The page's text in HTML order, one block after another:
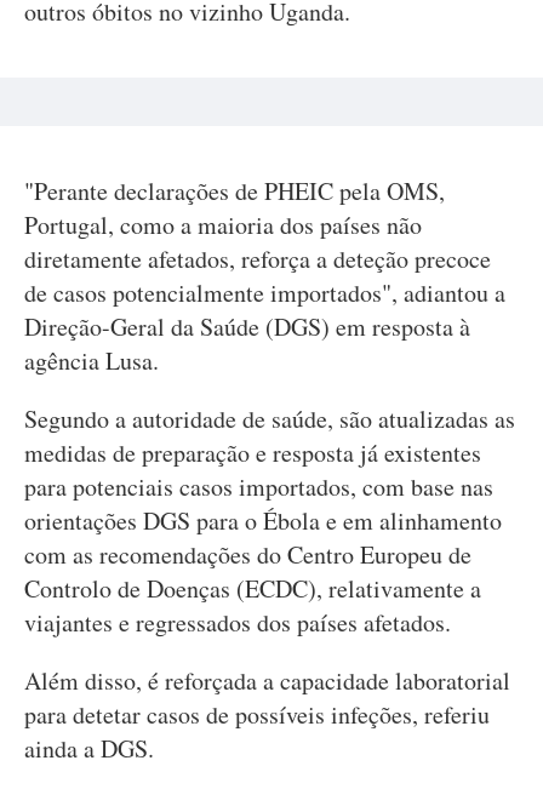
outros óbitos no vizinho Uganda.
"Perante declarações de PHEIC pela OMS,
Portugal, como a maioria dos países não
diretamente afetados, reforça a deteção precoce
de casos potencialmente importados", adiantou a
Direção-Geral da Saúde (DGS) em resposta à
agência Lusa.
Segundo a autoridade de saúde, são atualizadas as
medidas de preparação e resposta já existentes
para potenciais casos importados, com base nas
orientações DGS para o Ébola e em alinhamento
com as recomendações do Centro Europeu de
Controlo de Doenças (ECDC), relativamente a
viajantes e regressados dos países afetados.
Além disso, é reforçada a capacidade laboratorial
para detetar casos de possíveis infeções, referiu
ainda a DGS.